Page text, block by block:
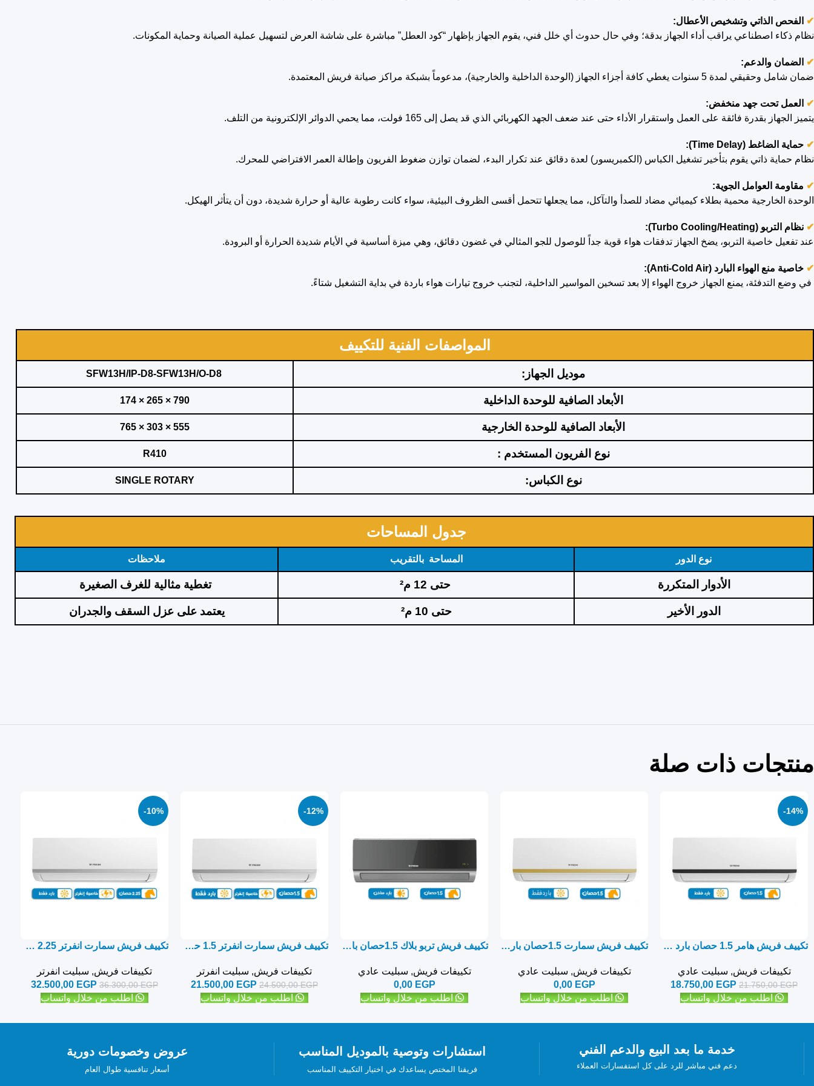
✔
الفحص الذاتي وتشخيص الأعطال:
نظام ذكاء اصطناعي يراقب أداء الجهاز بدقة؛ وفي حال حدوث أي خلل فني، يقوم الجهاز بإظهار “كود العطل” مباشرة على شاشة العرض لتسهيل عملية الصيانة وحماية المكونات.
✔
الضمان والدعم:
ضمان شامل وحقيقي لمدة 5 سنوات يغطي كافة أجزاء الجهاز (الوحدة الداخلية والخارجية)، مدعوماً بشبكة مراكز صيانة فريش المعتمدة
.
✔
العمل تحت جهد منخفض:
يتميز الجهاز بقدرة فائقة على العمل واستقرار الأداء حتى عند ضعف الجهد الكهربائي الذي قد يصل إلى 165 فولت، مما يحمي الدوائر الإلكترونية من التلف.
✔ حماية الضاغط (Time Delay):
نظام حماية ذاتي يقوم بتأخير تشغيل الكباس (الكمبريسور) لعدة دقائق عند تكرار البدء، لضمان توازن ضغوط الفريون وإطالة العمر الافتراضي للمحرك.
✔ مقاومة العوامل الجوية:
الوحدة الخارجية محمية بطلاء كيميائي مضاد للصدأ والتآكل، مما يجعلها تتحمل أقسى الظروف البيئية، سواء كانت رطوبة عالية أو حرارة شديدة، دون أن يتأثر الهيكل.
✔ نظام التربو (Turbo Cooling/Heating):
عند تفعيل خاصية التربو، يضخ الجهاز تدفقات هواء قوية جداً للوصول للجو المثالي في غضون دقائق، وهي ميزة أساسية في الأيام شديدة الحرارة أو البرودة.
✔ خاصية منع الهواء البارد (Anti-Cold Air):
في وضع التدفئة، يمنع الجهاز خروج الهواء إلا بعد تسخين المواسير الداخلية، لتجنب خروج تيارات هواء باردة في بداية التشغيل شتاءً.
المواصفات الفنية للتكييف
موديل الجهاز: SFW13H/IP-D8-SFW13H/O-D8
الأبعاد الصافية للوحدة الداخلية 790 × 265 × 174
الأبعاد الصافية للوحدة الخارجية 555 × 303 × 765
نوع الفريون المستخدم : R410
نوع الكباس: SINGLE ROTARY
جدول المساحات
نوع الدور المساحة بالتقريب ملاحظات
الأدوار المتكررة حتى 12 م² تغطية مثالية للغرف الصغيرة
الدور الأخير حتى 10 م² يعتمد على عزل السقف والجدران
منتجات ذات صلة
-14%
تكييف فريش هامر 1.5 حصان بارد فقط – سبليت
تكييفات فريش, سبليت عادي
21.750,00EGP
18.750,00 EGP
اطلب من خلال واتساب
تكييف فريش سمارت 1.5حصان بارد فقط – سبليت
تكييفات فريش, سبليت عادي
0,00 EGP
اطلب من خلال واتساب
تكييف فريش تربو بلاك 1.5حصان بارد ساخن – سبليت
تكييفات فريش, سبليت عادي
0,00 EGP
اطلب من خلال واتساب
-12%
تكييف فريش سمارت انفرتر 1.5 حصان بارد فقط – سبليت
تكييفات فريش, سبليت انفرتر
24.500,00EGP
21.500,00 EGP
اطلب من خلال واتساب
-10%
تكييف فريش سمارت انفرتر 2.25 حصان بارد فقط – سبليت
تكييفات فريش, سبليت انفرتر
36.300,00EGP
32.500,00 EGP
اطلب من خلال واتساب
خدمة ما بعد البيع والدعم الفني
دعم فني مباشر للرد على كل استفسارات العملاء
استشارات وتوصية بالموديل المناسب
فريقنا المختص يساعدك في اختيار التكييف المناسب
عروض وخصومات دورية
أسعار تنافسية طوال العام